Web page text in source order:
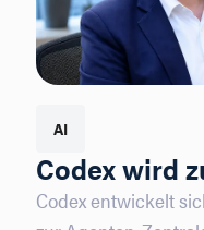
AI
Codex wird
Codex entwickelt